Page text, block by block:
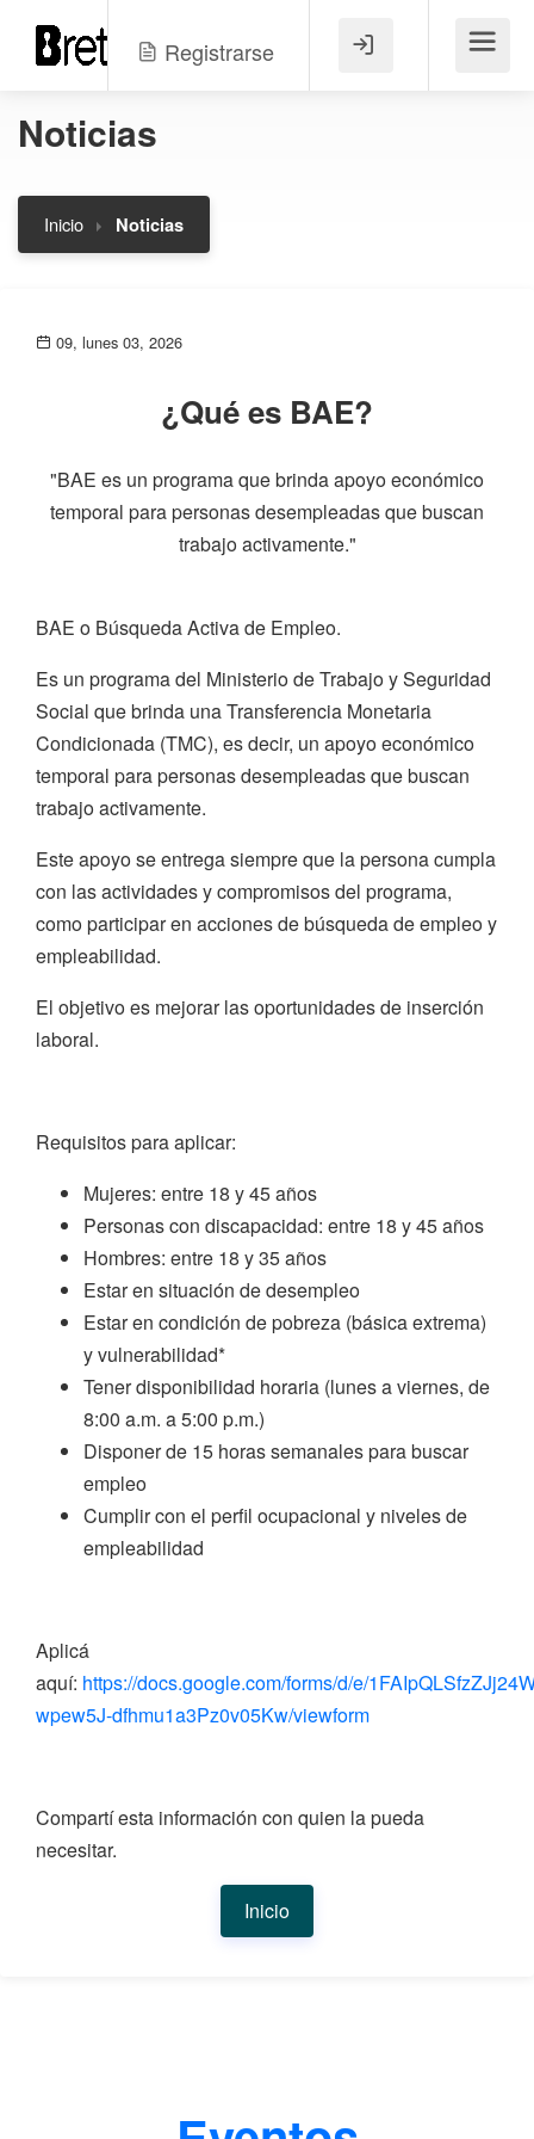
Registrarse Menú
Noticias
Inicio Noticias
09, lunes 03, 2026
¿Qué es BAE?
"BAE es un programa que brinda apoyo económico
temporal para personas desempleadas que buscan
trabajo activamente."
BAE o Búsqueda Activa de Empleo.
Es un programa del Ministerio de Trabajo y Seguridad
Social que brinda una Transferencia Monetaria
Condicionada (TMC), es decir, un apoyo económico
temporal para personas desempleadas que buscan
trabajo activamente.
Este apoyo se entrega siempre que la persona cumpla
con las actividades y compromisos del programa,
como participar en acciones de búsqueda de empleo y
empleabilidad.
El objetivo es mejorar las oportunidades de inserción
laboral.
Requisitos para aplicar:
Mujeres: entre 18 y 45 años
Personas con discapacidad: entre 18 y 45 años
Hombres: entre 18 y 35 años
Estar en situación de desempleo
Estar en condición de pobreza (básica extrema)
y vulnerabilidad*
Tener disponibilidad horaria (lunes a viernes, de
8:00 a.m. a 5:00 p.m.)
Disponer de 15 horas semanales para buscar
empleo
Cumplir con el perfil ocupacional y niveles de
empleabilidad
Aplicá
aquí: https://docs.google.com/forms/d/e/
wpew5J-dfhmu1a3Pz0v05Kw/viewform
Compartí esta información con quien la pueda
necesitar.
Inicio